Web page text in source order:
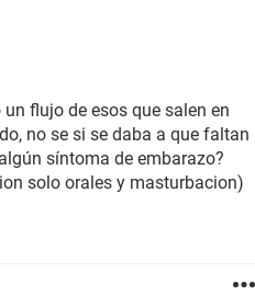
flujo de esos que salen en
no se si se daba a que faltan
síntoma de embarazo?
solo orales y masturbacion)